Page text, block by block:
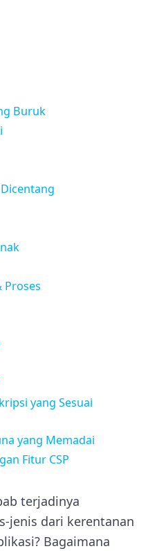
Buruk
yang Sesuai
yang Memadai
Fitur CSP
terjadinya
jenis dari kerentanan
Bagaimana